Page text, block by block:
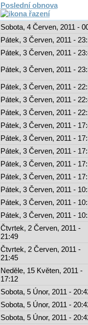
Poslední obnova
Sobota, 4 Červen, 2011 -
Pátek, 3 Červen, 2011 -
Pátek, 3 Červen, 2011 -
Pátek, 3 Červen, 2011 -
Pátek, 3 Červen, 2011 -
Pátek, 3 Červen, 2011 -
Pátek, 3 Červen, 2011 -
Pátek, 3 Červen, 2011 -
Pátek, 3 Červen, 2011 -
Pátek, 3 Červen, 2011 -
Pátek, 3 Červen, 2011 -
Pátek, 3 Červen, 2011 -
Pátek, 3 Červen, 2011 -
Pátek, 3 Červen, 2011 -
Pátek, 3 Červen, 2011 -
Čtvrtek, 2 Červen, 2011 -
21:49
Čtvrtek, 2 Červen, 2011 -
21:45
Neděle, 15 Květen, 2011 -
17:12
Sobota, 5 Únor, 2011 -
Sobota, 5 Únor, 2011 -
Sobota, 5 Únor, 2011 -